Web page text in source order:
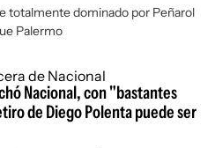
totalmente dominado por Peñarol
Palermo
Nacional, con "bastantes
de Diego Polenta puede ser